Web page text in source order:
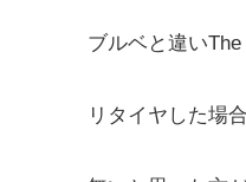
ブルベと違い
リタイヤした場